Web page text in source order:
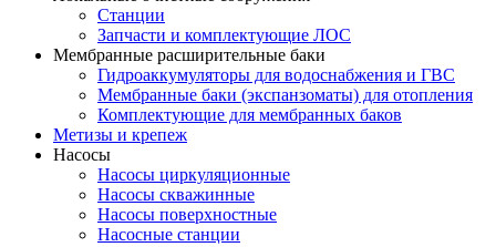
Станции
Запчасти и комплектующие ЛОС
Мембранные расширительные баки
Гидроаккумуляторы для водоснабжения и ГВС
Мембранные баки (экспанзоматы) для отопления
Комплектующие для мембранных баков
Метизы и крепеж
Насосы
Насосы циркуляционные
Насосы скважинные
Насосы поверхностные
Насосные станции